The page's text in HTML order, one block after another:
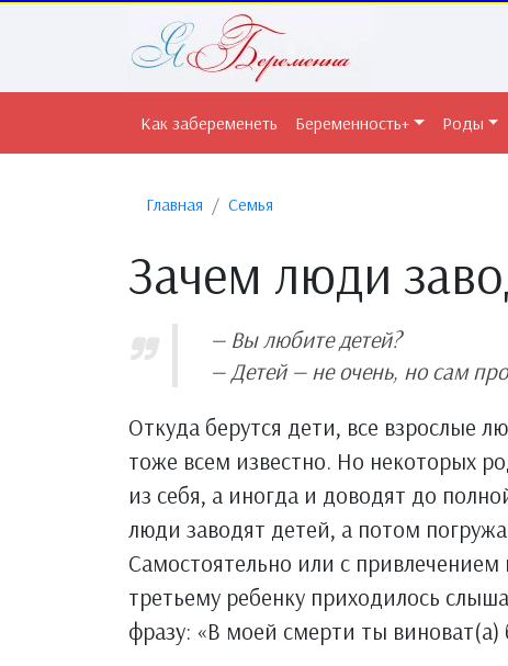
Как забеременеть Беременность+ Роды
Главная Семья
Зачем люди
— Вы любите детей?
— Детей — не очень, но сам
Откуда берутся дети, все взрослые
тоже всем известно. Но некоторых
из себя, а иногда и доводят до
люди заводят детей, а потом
Самостоятельно или с
третьему ребенку приходилось
фразу: «В моей смерти ты виноват(а)